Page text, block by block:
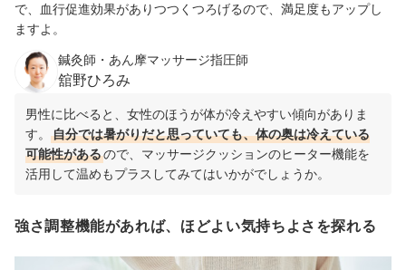
で、血行促進効果がありつつくつろげるので、満足度もアップし
ますよ。
鍼灸師・あん摩マッサージ指圧師
舘野ひろみ
男性に比べると、女性のほうが体が冷えやすい傾向がありま
す。
自分では暑がりだと思っていても、体の奥は冷えている
可能性があるので、マッサージクッションのヒーター機能を
活用して温めもプラスしてみてはいかがでしょうか。
強さ調整機能があれば、ほどよい気持ちよさを探れる